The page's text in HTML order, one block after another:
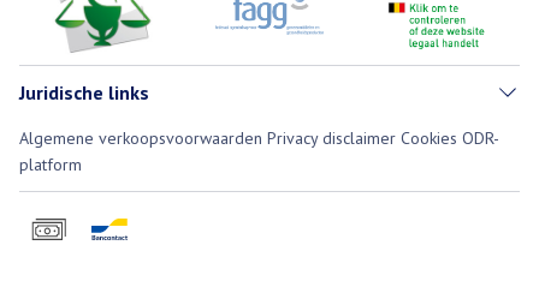
Juridische links
Algemene verkoopsvoorwaarden Privacy disclaimer Cookies ODR-
platform